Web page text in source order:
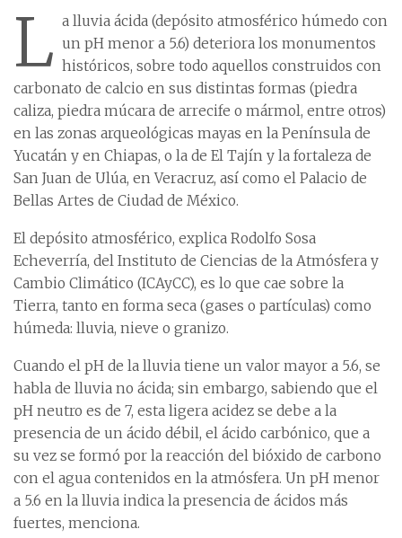
L a lluvia ácida (depósito atmosférico húmedo con
un pH menor a 5.6) deteriora los monumentos
históricos, sobre todo aquellos construidos con
carbonato de calcio en sus distintas formas (piedra
caliza, piedra múcara de arrecife o mármol, entre otros)
en las zonas arqueológicas mayas en la Península de
Yucatán y en Chiapas, o la de El Tajín y la fortaleza de
San Juan de Ulúa, en Veracruz, así como el Palacio de
Bellas Artes de Ciudad de México.
El depósito atmosférico, explica Rodolfo Sosa
Echeverría, del Instituto de Ciencias de la Atmósfera y
Cambio Climático (ICAyCC), es lo que cae sobre la
Tierra, tanto en forma seca (gases o partículas) como
húmeda: lluvia, nieve o granizo.
Cuando el pH de la lluvia tiene un valor mayor a 5.6, se
habla de lluvia no ácida; sin embargo, sabiendo que el
pH neutro es de 7, esta ligera acidez se debe a la
presencia de un ácido débil, el ácido carbónico, que a
su vez se formó por la reacción del bióxido de carbono
con el agua contenidos en la atmósfera. Un pH menor
a 5.6 en la lluvia indica la presencia de ácidos más
fuertes, menciona.